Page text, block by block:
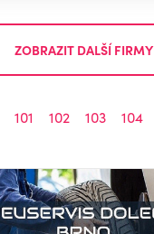
ZOBRAZIT DALŠÍ FIRMY
101 102 103 104